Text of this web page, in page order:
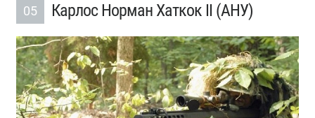
05 Карлос Норман Хаткок II (АНУ)